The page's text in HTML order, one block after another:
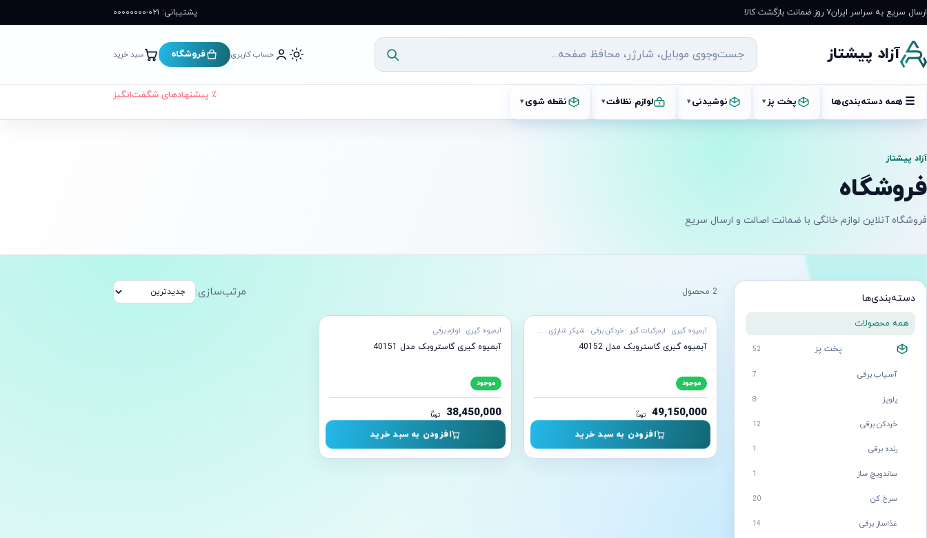
پرش
به
محتوا
ارسال سریع به سراسر ایران۷ روز ضمانت بازگشت کالا پشتیبانی: ۰۲۱-۰۰۰۰۰۰۰۰
آزاد پیشتاز حساب کاربری فروشگاه سبد خرید
☰ همه دسته‌بندی‌ها پخت پز ▾ نوشیدنی▾ لوازم نظافت▾ نقطه شوی ▾
٪ پیشنهادهای شگفت‌انگیز
آزاد پیشتاز
فروشگاه
فروشگاه آنلاین لوازم خانگی با ضمانت اصالت و ارسال سریع
دسته‌بندی‌ها
همه محصولات
پخت پز 52
آسیاب برقی 7
پلوپز 8
خردکن برقی 12
رنده برقی 1
ساندویچ ساز 1
سرخ کن 20
غذاساز برقی 14
2 محصول مرتب‌سازی:
آبمیوه گیری · ابمرکبات گیر · خردکن برقی · شیکر شارژی · عصاره گیر · لوازم برقی · مخلوط کن · نوشیدنی
آبمیوه گیری گاستروبک مدل 40152
موجود
49,150,000 توما
ن
افزودن به سبد خرید
آبمیوه گیری · لوازم برقی
آبمیوه گیری گاستروبک مدل 40151
موجود
38,450,000 توما
ن
افزودن به سبد خرید